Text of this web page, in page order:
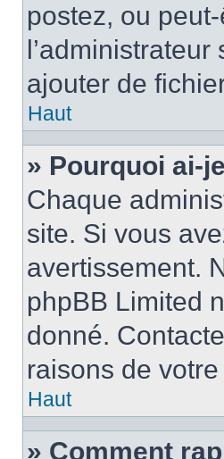
postez, ou
ajouter de
Haut
» Pourquoi ai-
Chaque
site. Si vous
avertissement.
phpBB Limited
donné.
raisons de
Haut
» Comment